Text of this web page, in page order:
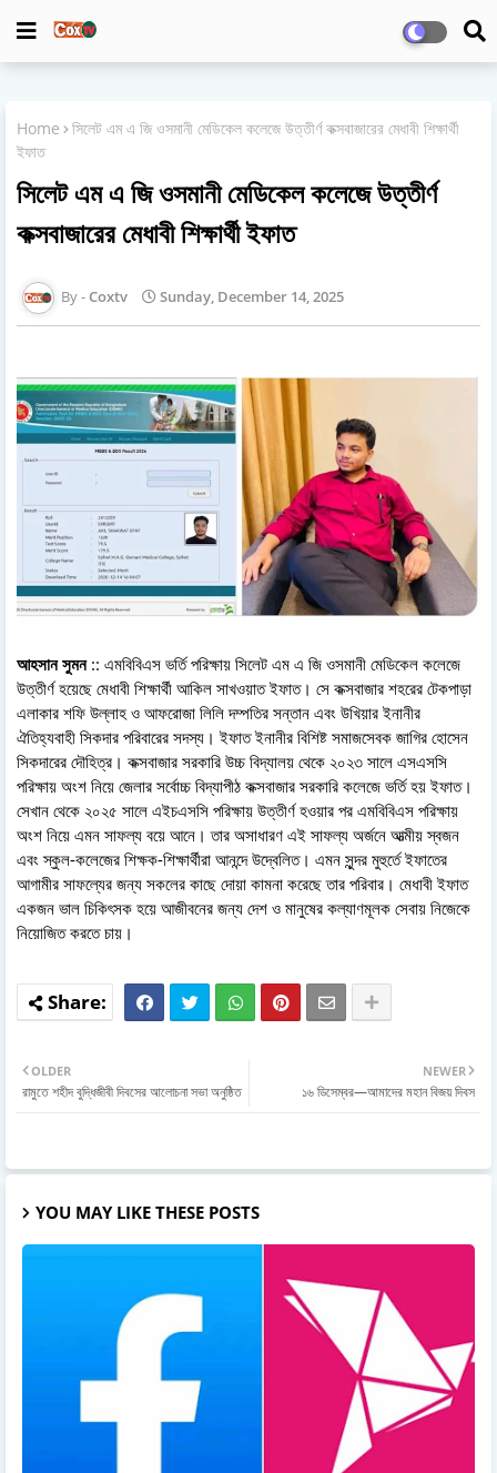
Home
সিলেট এম এ জি ওসমানী মেডিকেল কলেজে উত্তীর্ণ কক্সবাজারের মেধাবী শিক্ষার্থী
ইফাত
সিলেট এম এ জি ওসমানী মেডিকেল কলেজে উত্তীর্ণ
কক্সবাজারের মেধাবী শিক্ষার্থী ইফাত
Coxtv Sunday, December 14, 2025
আহসান সুমন :: এমবিবিএস ভর্তি পরিক্ষায় সিলেট এম এ জি ওসমানী মেডিকেল কলেজে
উত্তীর্ণ হয়েছে মেধাবী শিক্ষার্থী আকিল সাখওয়াত ইফাত। সে কক্সবাজার শহরের টেকপাড়া
এলাকার শফি উল্লাহ ও আফরোজা লিলি দম্পতির সন্তান এবং উখিয়ার ইনানীর
ঐতিহ্যবাহী সিকদার পরিবারের সদস্য। ইফাত ইনানীর বিশিষ্ট সমাজসেবক জাগির হোসেন
সিকদারের দৌহিত্র। কক্সবাজার সরকারি উচ্চ বিদ্যালয় থেকে ২০২৩ সালে এসএসসি
পরিক্ষায় অংশ নিয়ে জেলার সর্বোচ্চ বিদ্যাপীঠ কক্সবাজার সরকারি কলেজে ভর্তি হয় ইফাত।
সেখান থেকে ২০২৫ সালে এইচএসসি পরিক্ষায় উত্তীর্ণ হওয়ার পর এমবিবিএস পরিক্ষায়
অংশ নিয়ে এমন সাফল্য বয়ে আনে। তার অসাধারণ এই সাফল্য অর্জনে আত্মীয় স্বজন
এবং স্কুল-কলেজের শিক্ষক-শিক্ষার্থীরা আনন্দে উদ্বেলিত। এমন সুন্দর মুহুর্তে ইফাতের
আগামীর সাফল্যের জন্য সকলের কাছে দোয়া কামনা করেছে তার পরিবার। মেধাবী ইফাত
একজন ভাল চিকিৎসক হয়ে আজীবনের জন্য দেশ ও মানুষের কল্যাণমূলক সেবায় নিজেকে
নিয়োজিত করতে চায়।
NEWER
১৬ ডিসেম্বর—আমাদের মহান বিজয় দিবস
OLDER
রামুতে শহীদ বুদ্ধিজীবী দিবসের আলোচনা সভা অনুষ্ঠিত
YOU MAY LIKE THESE POSTS